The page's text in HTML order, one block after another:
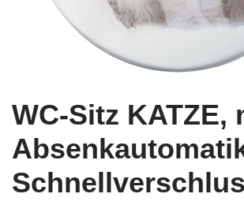
WC-Sitz KATZE,